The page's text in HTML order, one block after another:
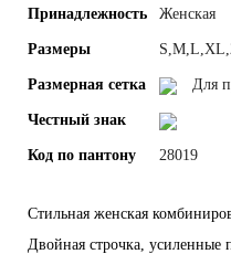
Принадлежность Женская
Размеры
Размерная сетка Для
Честный знак
Код по пантону 28019
Стильная женская
Двойная строчка, усиленные